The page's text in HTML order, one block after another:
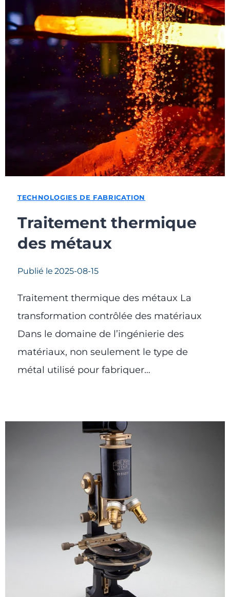
TECHNOLOGIES DE FABRICATION
Traitement thermique
des métaux
Publié le 2025-08-15
Traitement thermique des métaux La
transformation contrôlée des matériaux
Dans le domaine de l’ingénierie des
matériaux, non seulement le type de
métal utilisé pour fabriquer…